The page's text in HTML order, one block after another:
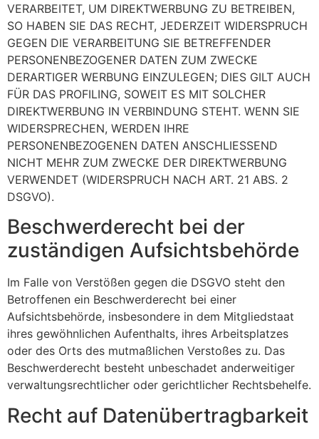
VERARBEITET, UM DIREKTWERBUNG ZU BETREIBEN,
SO HABEN SIE DAS RECHT, JEDERZEIT WIDERSPRUCH
GEGEN DIE VERARBEITUNG SIE BETREFFENDER
PERSONENBEZOGENER DATEN ZUM ZWECKE
DERARTIGER WERBUNG EINZULEGEN; DIES GILT AUCH
FÜR DAS PROFILING, SOWEIT ES MIT SOLCHER
DIREKTWERBUNG IN VERBINDUNG STEHT. WENN SIE
WIDERSPRECHEN, WERDEN IHRE
PERSONENBEZOGENEN DATEN ANSCHLIESSEND
NICHT MEHR ZUM ZWECKE DER DIREKTWERBUNG
VERWENDET (WIDERSPRUCH NACH ART. 21 ABS. 2
DSGVO).
Beschwerde­recht bei der
zuständigen Aufsichts­behörde
Im Falle von Verstößen gegen die DSGVO steht den
Betroffenen ein Beschwerderecht bei einer
Aufsichtsbehörde, insbesondere in dem Mitgliedstaat
ihres gewöhnlichen Aufenthalts, ihres Arbeitsplatzes
oder des Orts des mutmaßlichen Verstoßes zu. Das
Beschwerderecht besteht unbeschadet anderweitiger
verwaltungsrechtlicher oder gerichtlicher Rechtsbehelfe.
Recht auf Daten­übertrag­barkeit